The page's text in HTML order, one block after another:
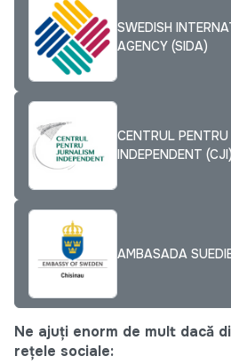
SWEDISH
AGENCY (SIDA)
CENTRUL
INDEPENDENT (CJI)
AMBASADA
Ne ajuți enorm de mult dacă
rețele sociale: